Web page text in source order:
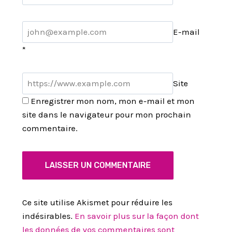
E-mail
*
Site
Enregistrer mon nom, mon e-mail et mon
site dans le navigateur pour mon prochain
commentaire.
Ce site utilise Akismet pour réduire les
indésirables. En savoir plus sur la façon dont
les données de vos commentaires sont